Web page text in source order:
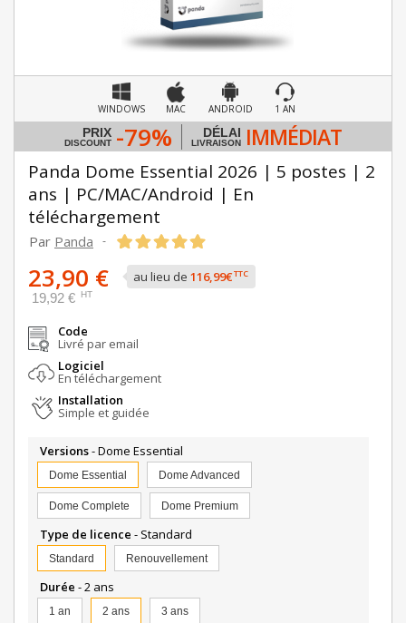
WINDOWS MAC ANDROID 1 AN
PRIX
DISCOUNT -79% DÉLAI
LIVRAISON IMMÉDIAT
Panda Dome Essential 2026 | 5 postes | 2
ans | PC/MAC/Android | En
téléchargement
Par Panda -
23,90 € au lieu de 116,99€TTC
19,92 € HT
Code
Livré par email
Logiciel
En téléchargement
Installation
Simple et guidée
Versions- Dome Essential
Dome Essential Dome Advanced
Dome Complete Dome Premium
Type de licence - Standard
Standard Renouvellement
Durée - 2 ans
1 an 2 ans 3 ans